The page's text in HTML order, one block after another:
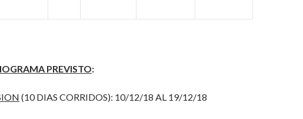
PREVISTO:
(10 DIAS CORRIDOS): 10/12/18 AL 19/12/18